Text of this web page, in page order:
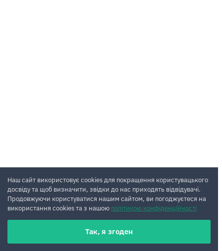
Наш сайт використовує cookies для покращення користувацького
досвіду та щоб визначити, звідки до нас приходять відвідувачі.
Продовжуючи користуватися нашим сайтом, ви погоджуєтеся на
використання cookies та з нашою політикою конфіденційності
Так, я згоден